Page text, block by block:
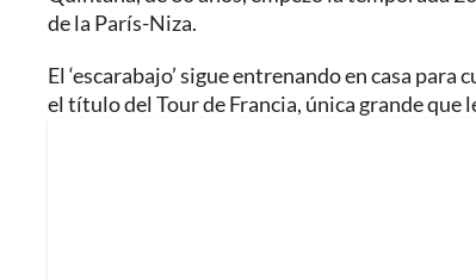
de la París-Niza.
El ‘escarabajo’ sigue entrenando en casa
el título del Tour de Francia, única grande que